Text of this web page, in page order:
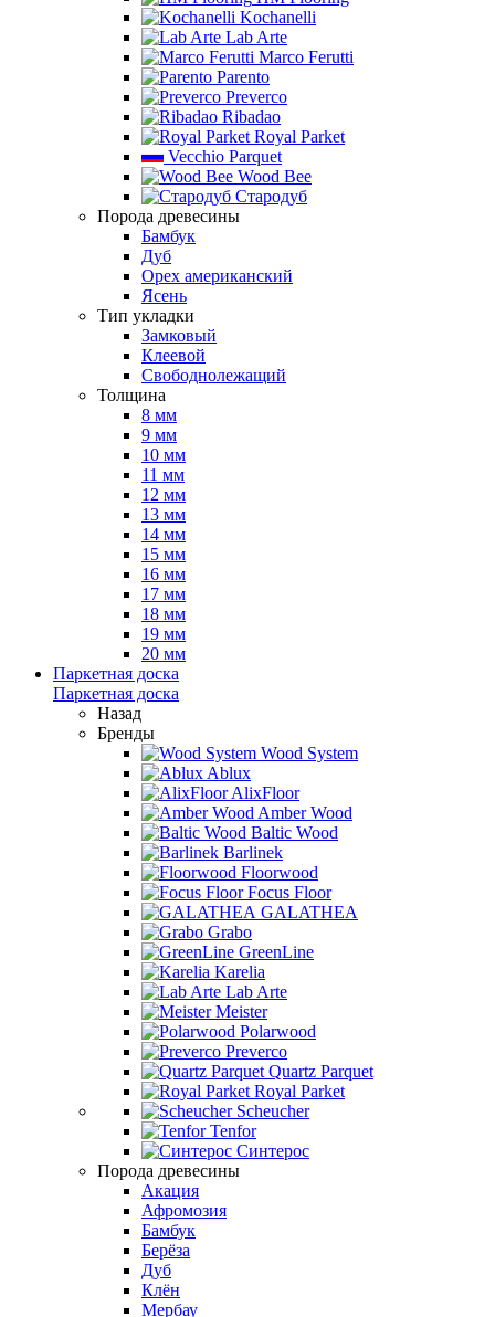
Kochanelli
Lab Arte
Marco Ferutti
Parento
Preverco
Ribadao
Royal Parket
Vecchio Parquet
Wood Bee
Стародуб
Порода древесины
Бамбук
Дуб
Орех американский
Ясень
Тип укладки
Замковый
Клеевой
Свободнолежащий
Толщина
8 мм
9 мм
10 мм
11 мм
12 мм
13 мм
14 мм
15 мм
16 мм
17 мм
18 мм
19 мм
20 мм
Паркетная доска
Паркетная доска
Назад
Бренды
Wood System
Ablux
AlixFloor
Amber Wood
Baltic Wood
Barlinek
Floorwood
Focus Floor
GALATHEA
Grabo
GreenLine
Karelia
Lab Arte
Meister
Polarwood
Preverco
Quartz Parquet
Royal Parket
Scheucher
Tenfor
Синтерос
Порода древесины
Акация
Афромозия
Бамбук
Берёза
Дуб
Клён
Мербау